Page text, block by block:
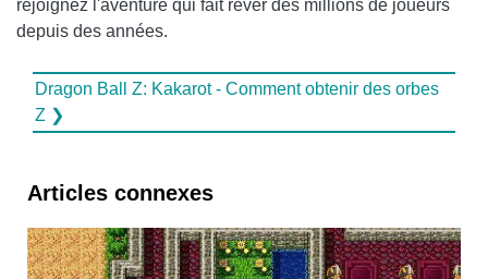
rejoignez l'aventure qui fait rêver des millions de joueurs
depuis des années.
Dragon Ball Z: Kakarot - Comment obtenir des orbes
Z ❯
Articles connexes